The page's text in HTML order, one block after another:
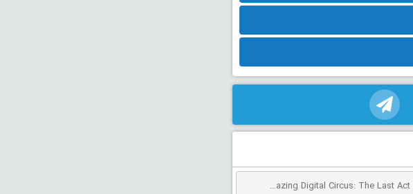
دانلود انیمیشن سیرک دیجیتال شگفت انگیز: آخرین عمل دوبله فارسی The Amazing Digital Circus: The Last Act 2026